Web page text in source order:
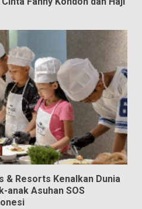
& Resorts Kenalkan Dunia
anak Asuhan SOS